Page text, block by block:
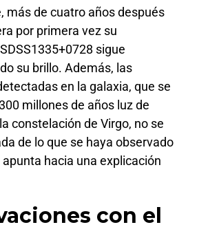
más de cuatro años después
por primera vez su
sigue
su brillo. Además, las
en la galaxia, que se
millones de años luz de
constelación de Virgo, no se
de lo que se haya observado
hacia una explicación
con el